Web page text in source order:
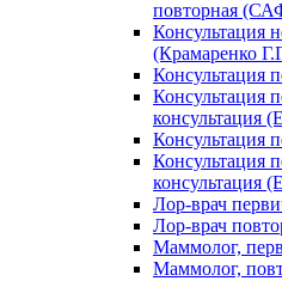
повторная
Консультация
(Крамаренко
Консультация
Консультация
консультация
Консультация
Консультация
консультация
Лор-врач
Лор-врач
Маммолог,
Маммолог,